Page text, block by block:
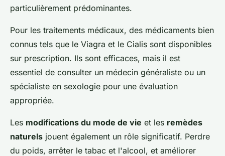
particulièrement prédominantes.
Pour les traitements médicaux, des médicaments bien
connus tels que le Viagra et le Cialis sont disponibles
sur prescription. Ils sont efficaces, mais il est
essentiel de consulter un médecin généraliste ou un
spécialiste en sexologie pour une évaluation
appropriée.
Les modifications du mode de vie et les remèdes
naturels jouent également un rôle significatif. Perdre
du poids, arrêter le tabac et l'alcool, et améliorer